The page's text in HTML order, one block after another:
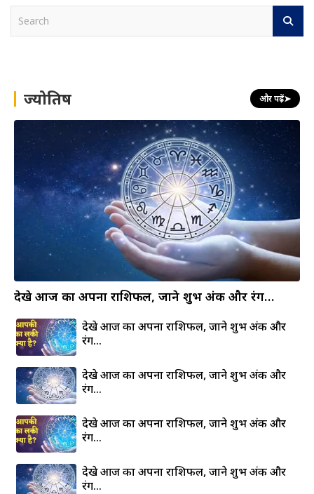
h ज्योतिष और पढ़ें➤
देखे आज का अपना राशिफल, जाने शुभ अंक और रंग…
देखे आज का अपना राशिफल, जाने शुभ अंक और
रंग…
देखे आज का अपना राशिफल, जाने शुभ अंक और
रंग…
देखे आज का अपना राशिफल, जाने शुभ अंक और
रंग…
देखे आज का अपना राशिफल, जाने शुभ अंक और
रंग…